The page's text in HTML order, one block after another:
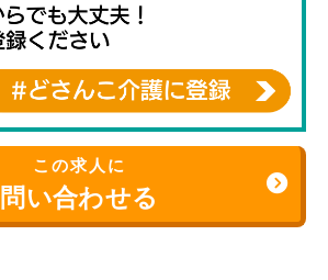
この求人に
問い合わせる